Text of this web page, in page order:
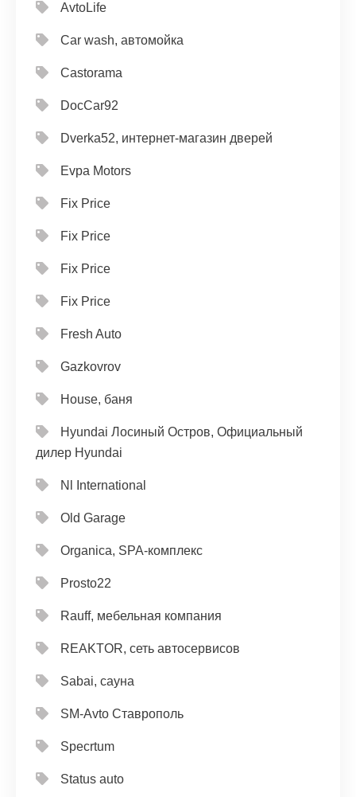
AvtoLife
Car wash, автомойка
Castorama
DocCar92
Dverka52, интернет-магазин дверей
Evpa Motors
Fix Price
Fix Price
Fix Price
Fix Price
Fresh Auto
Gazkovrov
House, баня
Hyundai Лосиный Остров, Официальный
дилер Hyundai
Nl International
Old Garage
Organica, SPA-комплекс
Prosto22
Rauff, мебельная компания
REAKTOR, сеть автосервисов
Sabai, сауна
SM-Avto Ставрополь
Specrtum
Status auto